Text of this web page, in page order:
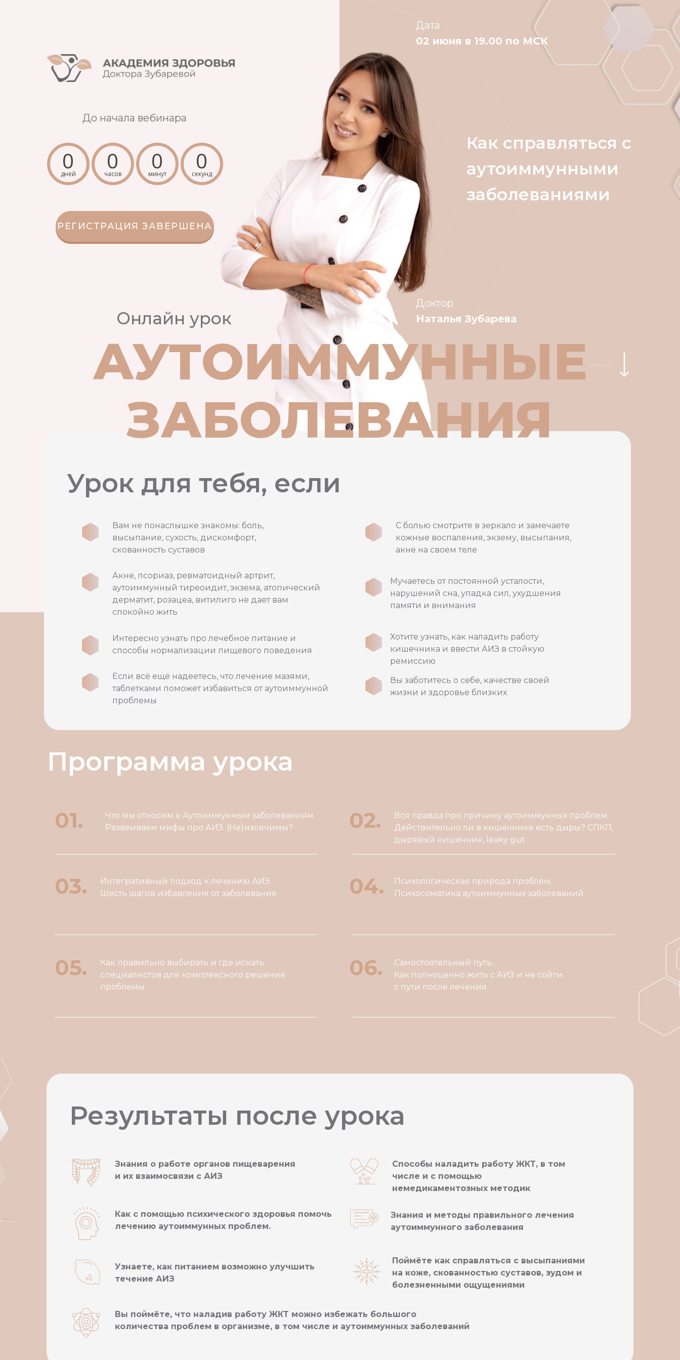
Дальше
Урок для тебя, если
Онлайн урок
РЕГИСТРАЦИЯ ЗАВЕРШЕНА
АУТОИММУННЫЕ
ЗАБОЛЕВАНИЯ
До начала вебинара
0
дней 0
часов 0
минут 0
секунд
Доктор
Наталья Зубарева
Как справляться с
аутоиммунными
заболеваниями
Вам не понаслышке знакомы: боль,
высыпание, сухость, дискомфорт,
скованность суставов
Мучаетесь от постоянной усталости,
нарушений сна, упадка сил, ухудшения
памяти и внимания
Акне, псориаз, ревматоидный артрит,
аутоиммунный тиреоидит, экзема, атопический
дерматит, розацеа, витилиго не дает вам
спокойно жить
С болью смотрите в зеркало и замечаете
кожные воспаления, экзему, высыпания,
акне на своем теле
Хотите узнать, как наладить работу
кишечника и ввести АИЗ в стойкую
ремиссию
Интересно узнать про лечебное питание и
способы нормализации пищевого поведения
Если всё ещё надеетесь, что лечение мазями,
таблетками поможет избавиться от аутоиммунной
проблемы
Вы заботитесь о себе, качестве своей
жизни и здоровье близких
Дата
02 июня в 19.00 по МСК
Программа урока
Что мы относим к Аутоиммунным заболеваниям.
Развеиваем мифы про АИЗ. (Не)излечимы?
Психологическая природа проблем.
Психосоматика аутоиммунных заболеваний
Интегративный подход к лечению АИЗ.
Шесть шагов избавления от заболевания
Вся правда про причину аутоиммунных проблем.
Действительно ли в кишечнике есть дыры? СПКП,
дырявый кишечник, leaky gut
Как правильно выбирать и где искать
специалистов для комплексного решения
проблемы
Самостоятельный путь.
Как полноценно жить с АИЗ и не сойти
с пути после лечения
01. 02.
03. 04.
05. 06.
Результаты после урока
Знания о работе органов пищеварения
и их взаимосвязи с АИЗ
Как с помощью психического здоровья помочь
лечению аутоиммунных проблем.
Способы наладить работу ЖКТ, в том
числе и с помощью
немедикаментозных методик
Знания и методы правильного лечения
аутоиммунного заболевания
Узнаете, как питанием возможно улучшить
течение АИЗ
Поймёте как справляться с высыпаниями
на коже, скованностью суставов, зудом и
болезненными ощущениями
Вы поймёте, что наладив работу ЖКТ можно избежать большого
количества проблем в организме, в том числе и аутоиммунных заболеваний